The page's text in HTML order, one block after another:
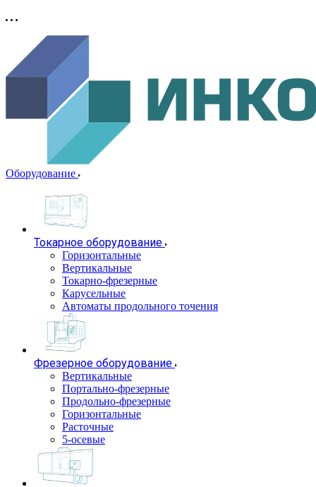
Оборудование
Токарное оборудование
Горизонтальные
Вертикальные
Токарно-фрезерные
Карусельные
Автоматы продольного точения
Фрезерное оборудование
Вертикальные
Портально-фрезерные
Продольно-фрезерные
Горизонтальные
Расточные
5-осевые